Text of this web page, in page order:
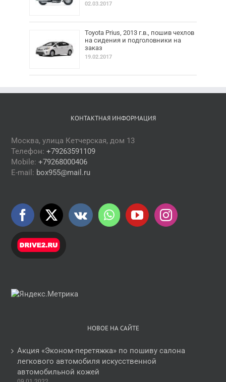
02.03.2017
Toyota Prius, 2013 г.в., пошив чехлов
на сидения и подголовники на
заказ
19.02.2017
КОНТАКТНАЯ ИНФОРМАЦИЯ
Москва, улица Кетчерская, дом 13
Телефон:+79263591109
Mobile:+79268000406
E-mail: box955@mail.ru
НОВОЕ НА САЙТЕ
Акция «Эконом-перетяжка» по пошиву салона
легкового автомобиля искусственной
автомобильной кожей